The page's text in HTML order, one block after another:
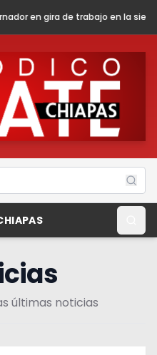
en la sierra madre de Chiapas
últimas noticias